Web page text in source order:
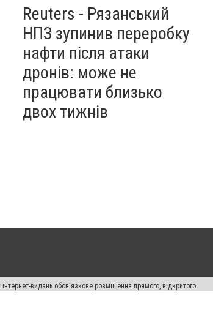
Reuters - Рязанський
НПЗ зупинив переробку
нафти після атаки
дронів: може не
працювати близько
двох тижнів
видань обов'язкове розміщення прямого, відкритого